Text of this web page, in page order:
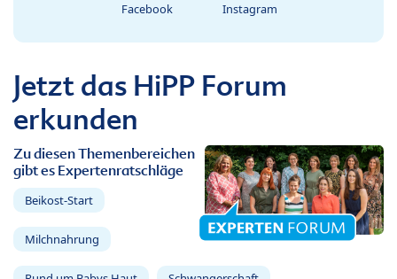
Facebook Instagram
Jetzt das HiPP Forum
erkunden
Zu diesen Themenbereichen
gibt es Expertenratschläge
Beikost-Start
Milchnahrung